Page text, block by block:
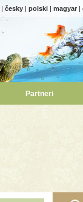
| česky | polski | magyar |
Partneri